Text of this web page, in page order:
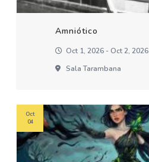
Amniótico
Oct 1, 2026 - Oct 2, 2026
Sala Tarambana
Oct
04